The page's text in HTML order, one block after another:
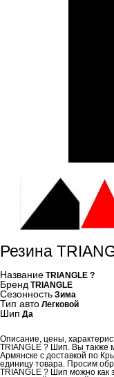
Резина
Название TRIANGLE ?
Бренд TRIANGLE
Сезонность Зима
Тип авто Легковой
Шип Да
Описание, цены,
TRIANGLE ? Шип. Вы также
Армянске с доставкой по
единицу товара. Просим
TRIANGLE ? Шип можно как